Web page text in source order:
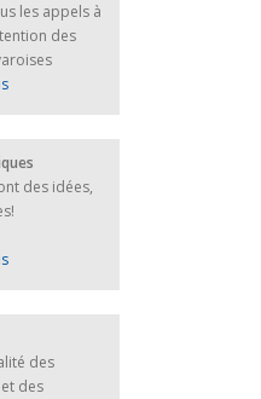
les appels à
des
des idées,
des
des